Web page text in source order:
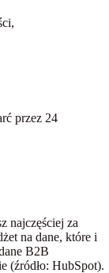
przez 24
najczęściej za
na dane, które i
B2B
(źródło: HubSpot).